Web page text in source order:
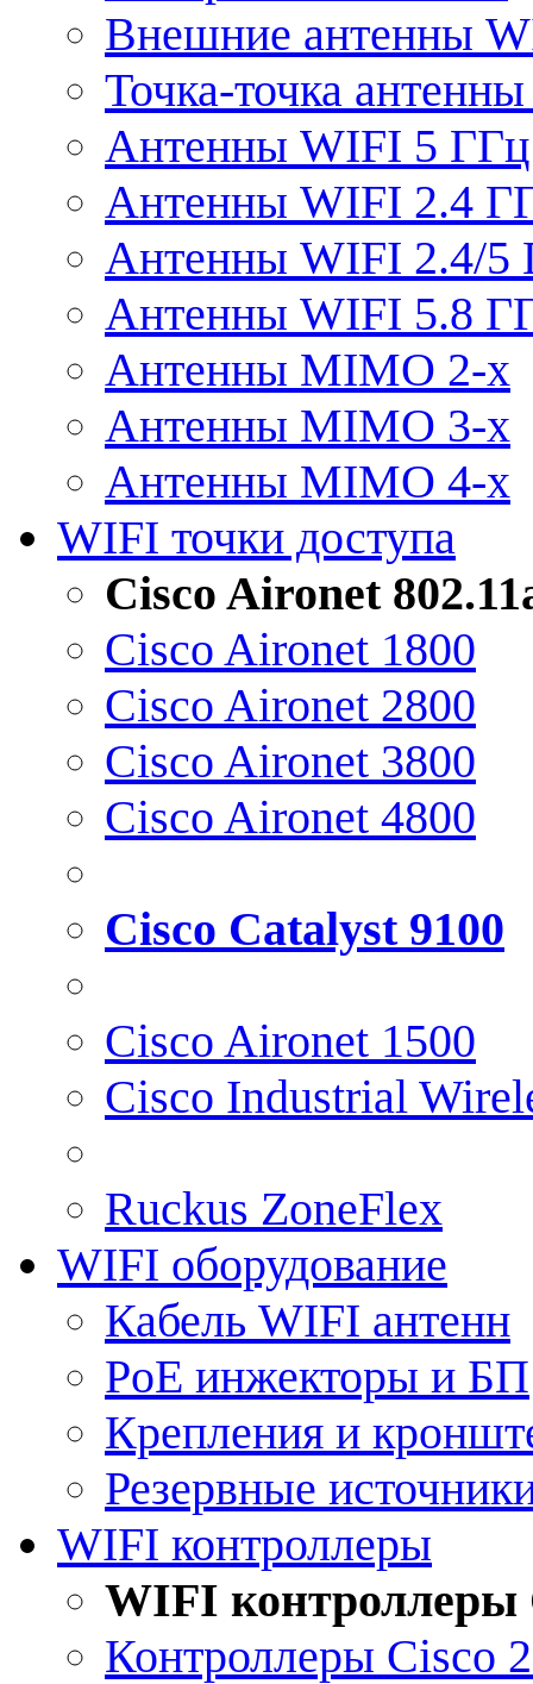
Внешние антенны
Точка-точка
Антенны WIFI 5 ГГц
Антенны WIFI 2.4
Антенны WIFI 2.4/5
Антенны WIFI 5.8
Антенны MIMO 2-x
Антенны MIMO 3-x
Антенны MIMO 4-x
WIFI точки доступа
Cisco Aironet
Cisco Aironet 1800
Cisco Aironet 2800
Cisco Aironet 3800
Cisco Aironet 4800
Cisco Catalyst 9100
Cisco Aironet 1500
Cisco Industrial
Ruckus ZoneFlex
WIFI оборудование
Кабель WIFI антенн
PoE инжекторы и БП
Крепления и
Резервные
WIFI контроллеры
WIFI контроллеры
Контроллеры Cisco